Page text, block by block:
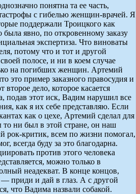
понятна та ее часть,
с гибелью женщин-врачей. Я
поддержали Троицкого как
была явно, по откровенному заказу
экспертиза. Что виноваты
потому что и тот и другой
полосе, и ни в коем случае
на погибших женщин. Артемий
это пример заказного правосудия и
второе дело, которое касается
этот иск, Вадим нарушил все
как я их себе представляю. Если
как о цехе, Артемий сделал для
то ни был в этой стране, он наш
рок-критик, всем по жизни помогал,
всегда буду за это благодарна.
против этого человека
можно только в
неадекват. В конце концов,
— приди и дай в глаз. А с другой
что Вадима назвали собакой.